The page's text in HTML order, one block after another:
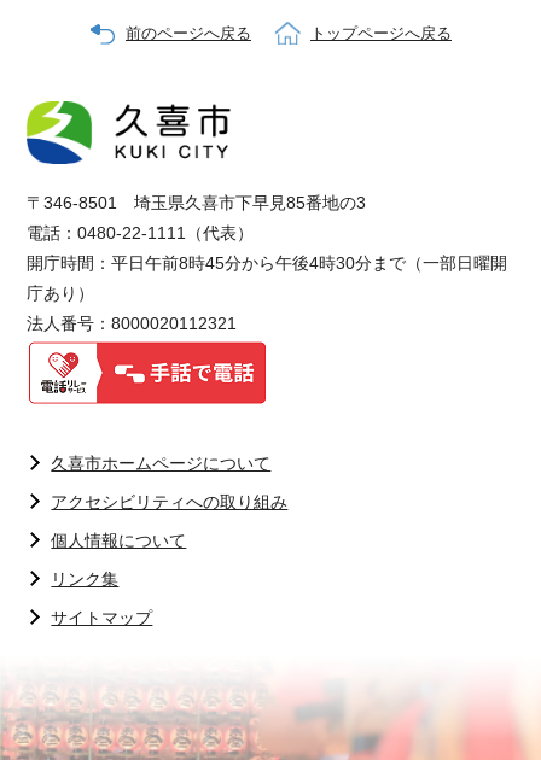
前のページへ戻る トップページへ戻る
〒346-8501 埼玉県久喜市下早見85番地の3
電話：0480-22-1111（代表）
開庁時間：平日午前8時45分から午後4時30分まで（一部日曜開
庁あり）
法人番号：8000020112321
久喜市ホームページについて
アクセシビリティへの取り組み
個人情報について
リンク集
サイトマップ